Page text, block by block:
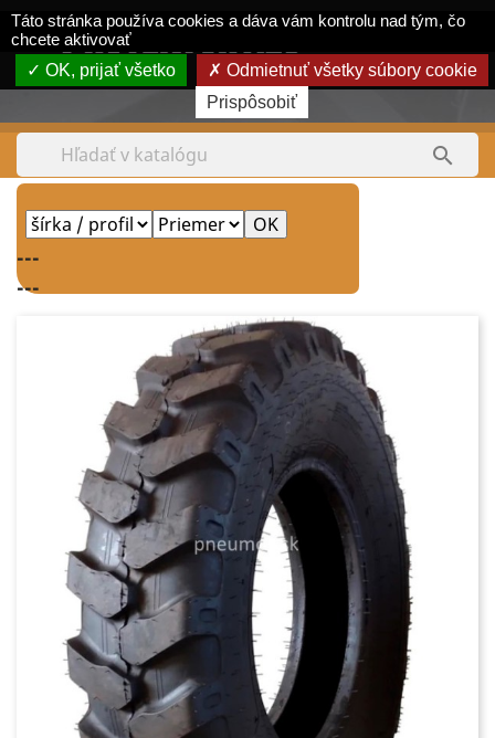
 shopping_cart

Tel.:0903 380 550

---
---
Panel riadenia súborov cookie
Táto stránka používa cookies a dáva vám kontrolu nad tým, čo
chcete aktivovať
OK, prijať všetko
Odmietnuť všetky súbory cookie
Prispôsobiť